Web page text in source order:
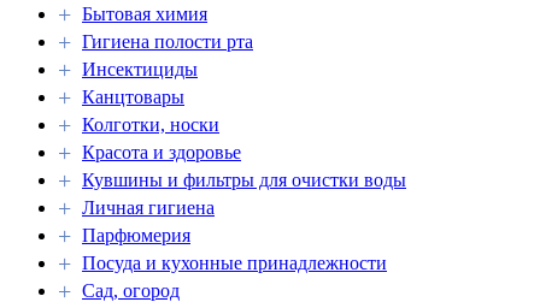
+ Бытовая химия
+ Гигиена полости рта
+ Инсектициды
+ Канцтовары
+ Колготки, носки
+ Красота и здоровье
+ Кувшины и фильтры для очистки воды
+ Личная гигиена
+ Парфюмерия
+ Посуда и кухонные принадлежности
+ Сад, огород